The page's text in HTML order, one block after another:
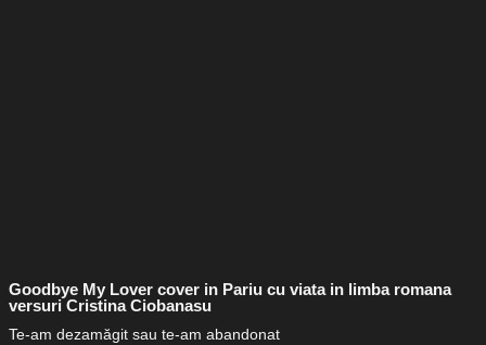
Goodbye My Lover cover in Pariu cu viata in limba romana
versuri Cristina Ciobanasu
Te-am dezamăgit sau te-am abandonat